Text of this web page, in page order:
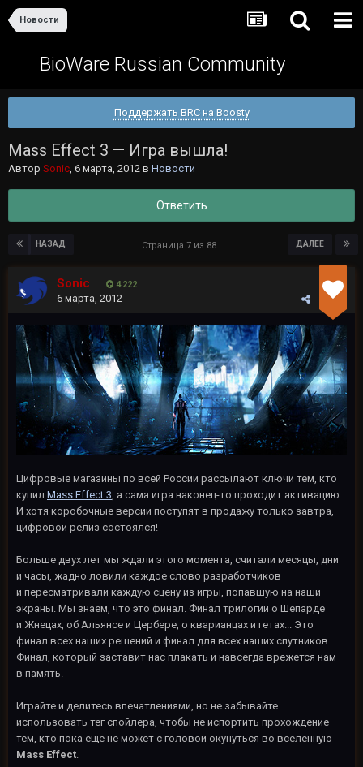
Новости
BioWare Russian Community
Поддержать BRC на Boosty
Mass Effect 3 — Игра вышла!
Автор Sonic, 6 марта, 2012 в Новости
Ответить
НАЗАД ДАЛЕЕ
Страница 7 из 88
Sonic 4 222
6 марта, 2012
Цифровые магазины по всей России рассылают ключи тем, кто
купил Mass Effect 3, а сама игра наконец-то проходит активацию.
И хотя коробочные версии поступят в продажу только завтра,
цифровой релиз состоялся!
Больше двух лет мы ждали этого момента, считали месяцы, дни
и часы, жадно ловили каждое слово разработчиков
и пересматривали каждую сцену из игры, попавшую на наши
экраны. Мы знаем, что это финал. Финал трилогии о Шепарде
и Жнецах, об Альянсе и Цербере, о кварианцах и гетах... Это
финал всех наших решений и финал для всех наших спутников.
Финал, который заставит нас плакать и навсегда врежется нам
в память.
Играйте и делитесь впечатлениями, но не забывайте
использовать тег спойлера, чтобы не испортить прохождение
тем, кто пока ещё не может с головой окунуться во вселенную
Mass Effect.